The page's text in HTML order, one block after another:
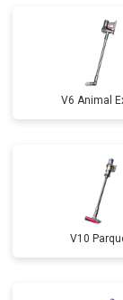
V6 Animal
V10